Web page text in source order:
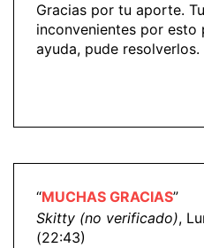
Gracias por tu aporte.
inconvenientes por esto
ayuda, pude resolverlos.
“MUCHAS GRACIAS”
Skitty (no verificado),
(22:43)